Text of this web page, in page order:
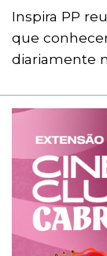
Inspira PP
que
diariamente